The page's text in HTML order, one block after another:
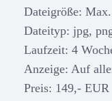
Dateigröße:
Dateityp: jpg,
Laufzeit: 4
Anzeige: Auf
Preis: 149,- EUR